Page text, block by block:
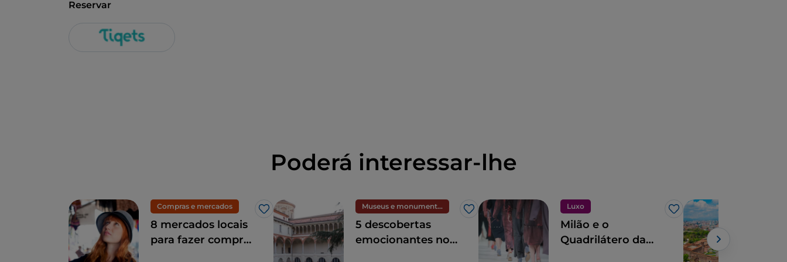
Reservar
Poderá interessar-lhe
Compras e mercados
Gosto
8 mercados locais
para fazer compras
Museus e monumentos
Gosto
5 descobertas
emocionantes no
Luxo
Gosto
Milão e o
Quadrilátero da